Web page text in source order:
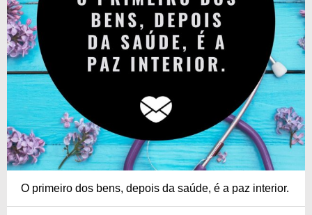
O primeiro dos bens, depois da saúde, é a paz interior.